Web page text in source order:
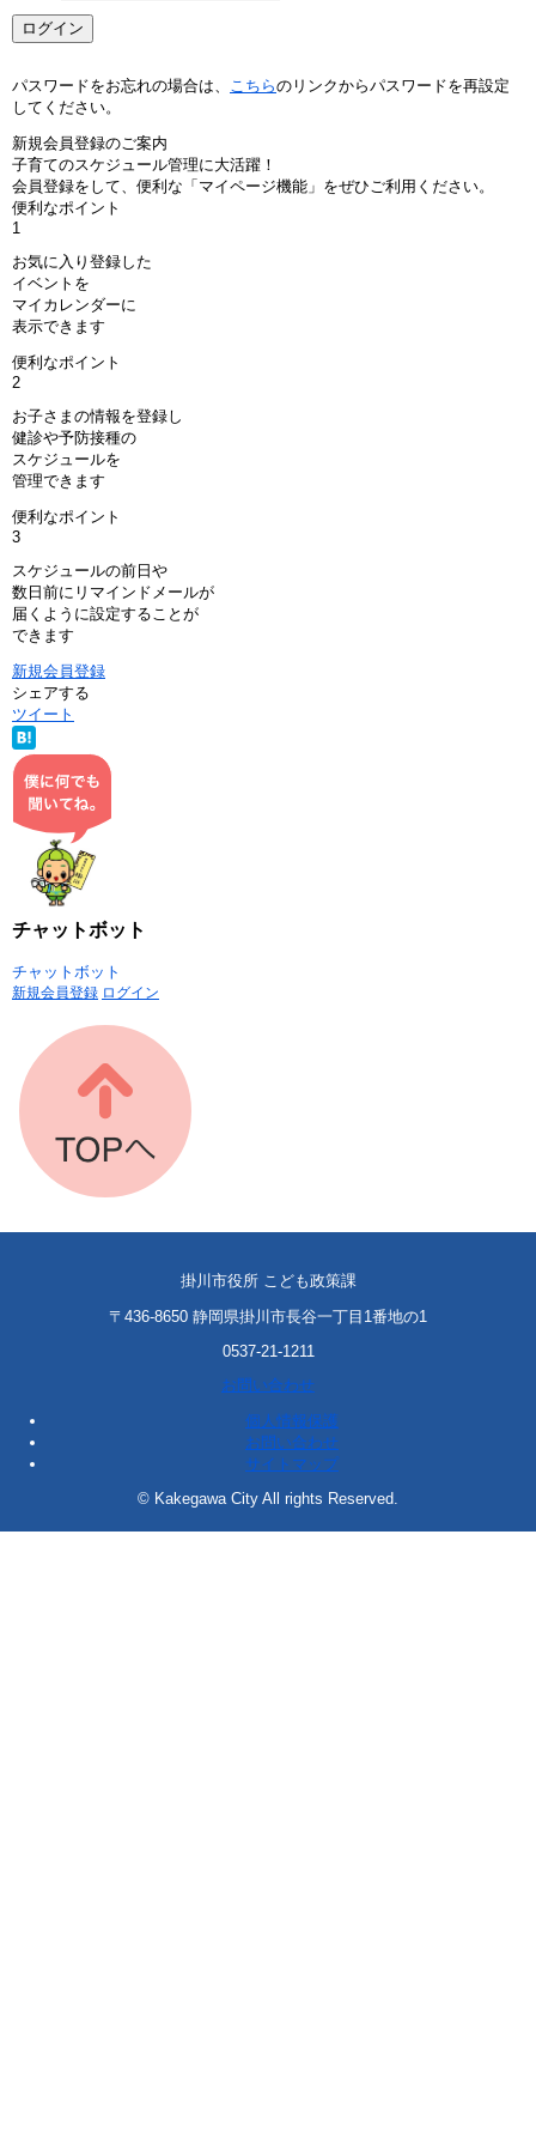
パスワードをお忘れの場合は、 こちらのリンクからパスワードを再設定
してください。
新規会員登録のご案内
子育てのスケジュール管理に大活躍！
会員登録をして、便利な「マイページ機能」をぜひご利用ください。
便利なポイント
1
お気に入り登録した
イベントを
マイカレンダーに
表示できます
便利なポイント
2
お子さまの情報を登録し
健診や予防接種の
スケジュールを
管理できます
便利なポイント
3
スケジュールの前日や
数日前にリマインドメールが
届くように設定することが
できます
新規会員登録
シェアする
ツイート
チャットボット
チャットボット
新規会員登録 ログイン
掛川市役所 こども政策課
〒436-8650 静岡県掛川市長谷一丁目1番地の1
0537-21-1211
お問い合わせ
個人情報保護
お問い合わせ
サイトマップ
© Kakegawa City All rights Reserved.